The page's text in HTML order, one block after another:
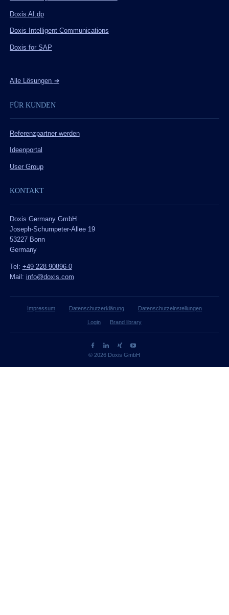
Doxis AI.dp
Doxis Intelligent Communications
Doxis for SAP
Alle Lösungen ➔
FÜR KUNDEN
Referenzpartner werden
Ideenportal
User Group
KONTAKT
Doxis Germany GmbH
Joseph-Schumpeter-Allee 19
53227 Bonn
Germany
Tel: +49 228 90896-0
Mail: info@doxis.com
Impressum Datenschutzerklärung Datenschutzeinstellungen
Login Brand library
© 2026 Doxis GmbH